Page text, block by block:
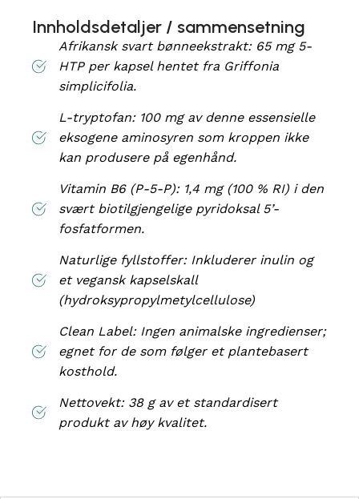
Innholdsdetaljer / sammensetning
Afrikansk svart bønneekstrakt: 65 mg 5-
HTP per kapsel hentet fra Griffonia
simplicifolia.
L-tryptofan: 100 mg av denne essensielle
eksogene aminosyren som kroppen ikke
kan produsere på egenhånd.
Vitamin B6 (P-5-P): 1,4 mg (100 % RI) i den
svært biotilgjengelige pyridoksal 5’-
fosfatformen.
Naturlige fyllstoffer: Inkluderer inulin og
et vegansk kapselskall
(hydroksypropylmetylcellulose)
Clean Label: Ingen animalske ingredienser;
egnet for de som følger et plantebasert
kosthold.
Nettovekt: 38 g av et standardisert
produkt av høy kvalitet.